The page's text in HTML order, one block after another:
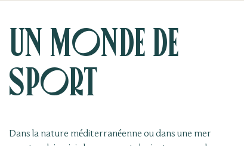
Un monde de
sport
Dans la nature méditerranéenne ou dans une mer